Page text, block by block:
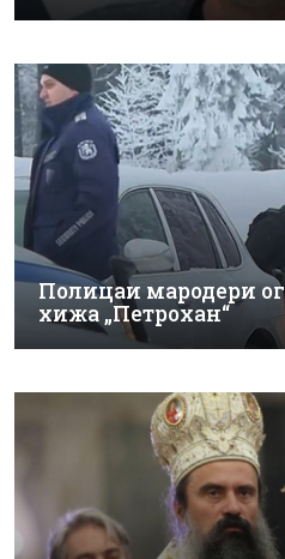
Полицаи мародери
хижа „Петрохан“